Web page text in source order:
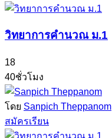
วิทยาการคำนวณ ม.1
18
40ชั่วโมง
โดย Sanpich Theppanom
สมัครเรียน